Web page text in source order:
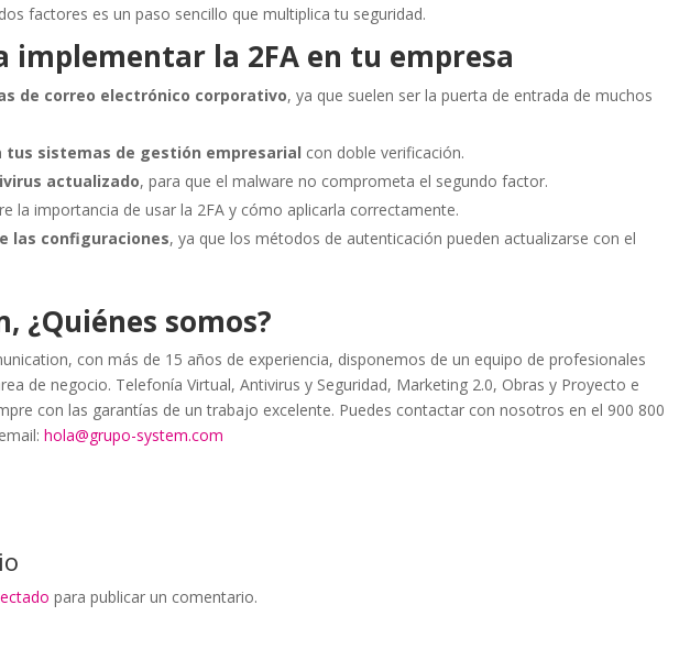
factores es un paso sencillo que multiplica tu seguridad.
implementar la 2FA en tu empresa
de correo electrónico corporativo, ya que suelen ser la puerta de entrada de muchos
tus sistemas de gestión empresarial con doble verificación.
actualizado, para que el malware no comprometa el segundo factor.
la importancia de usar la 2FA y cómo aplicarla correctamente.
las configuraciones, ya que los métodos de autenticación pueden actualizarse con el
¿Quiénes somos?
con más de 15 años de experiencia, disponemos de un equipo de profesionales
de negocio. Telefonía Virtual, Antivirus y Seguridad, Marketing 2.0, Obras y Proyecto e
con las garantías de un trabajo excelente. Puedes contactar con nosotros en el 900 800
hola@grupo-system.com
para publicar un comentario.